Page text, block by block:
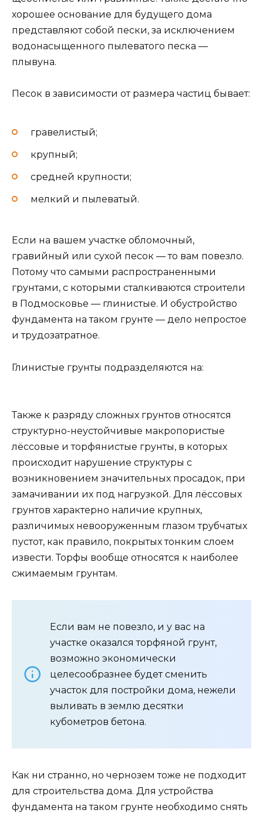
хорошее основание для будущего дома
представляют собой пески, за исключением
водонасыщенного пылеватого песка —
плывуна.
Песок в зависимости от размера частиц бывает:
гравелистый;
крупный;
средней крупности;
мелкий и пылеватый.
Если на вашем участке обломочный,
гравийный или сухой песок — то вам повезло.
Потому что самыми распространенными
грунтами, с которыми сталкиваются строители
в Подмосковье — глинистые. И обустройство
фундамента на таком грунте — дело непростое
и трудозатратное.
Глинистые грунты подразделяются на:
Также к разряду сложных грунтов относятся
структурно-неустойчивые макропористые
лёссовые и торфянистые грунты, в которых
происходит нарушение структуры с
возникновением значительных просадок, при
замачивании их под нагрузкой. Для лёссовых
грунтов характерно наличие крупных,
различимых невооруженным глазом трубчатых
пустот, как правило, покрытых тонким слоем
извести. Торфы вообще относятся к наиболее
сжимаемым грунтам.
Если вам не повезло, и у вас на
участке оказался торфяной грунт,
возможно экономически
целесообразнее будет сменить
участок для постройки дома, нежели
выливать в землю десятки
кубометров бетона.
Как ни странно, но чернозем тоже не подходит
для строительства дома. Для устройства
фундамента на таком грунте необходимо снять